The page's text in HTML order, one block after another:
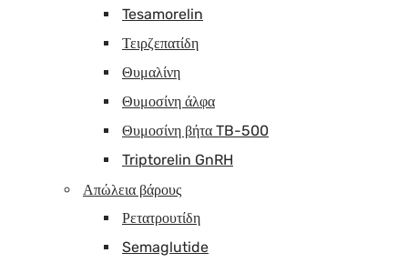
Tesamorelin
Τειρζεπατίδη
Θυμαλίνη
Θυμοσίνη άλφα
Θυμοσίνη βήτα TB-500
Triptorelin GnRH
Απώλεια βάρους
Ρετατρουτίδη
Semaglutide